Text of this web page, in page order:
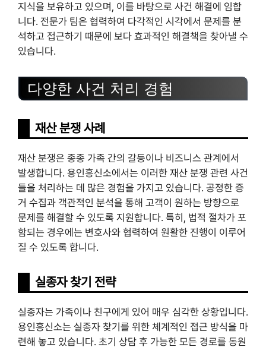
지식을 보유하고 있으며, 이를 바탕으로 사건 해결에 임합
니다. 전문가 팀은 협력하여 다각적인 시각에서 문제를 분
석하고 접근하기 때문에 보다 효과적인 해결책을 찾아낼 수
있습니다.
다양한 사건 처리 경험
재산 분쟁 사례
재산 분쟁은 종종 가족 간의 갈등이나 비즈니스 관계에서
발생합니다. 용인흥신소에서는 이러한 재산 분쟁 관련 사건
들을 처리하는 데 많은 경험을 가지고 있습니다. 공정한 증
거 수집과 객관적인 분석을 통해 고객이 원하는 방향으로
문제를 해결할 수 있도록 지원합니다. 특히, 법적 절차가 포
함되는 경우에는 변호사와 협력하여 원활한 진행이 이루어
질 수 있도록 합니다.
실종자 찾기 전략
실종자는 가족이나 친구에게 있어 매우 심각한 상황입니다.
용인흥신소는 실종자 찾기를 위한 체계적인 접근 방식을 마
련해 놓고 있습니다. 초기 상담 후 가능한 모든 경로를 동원